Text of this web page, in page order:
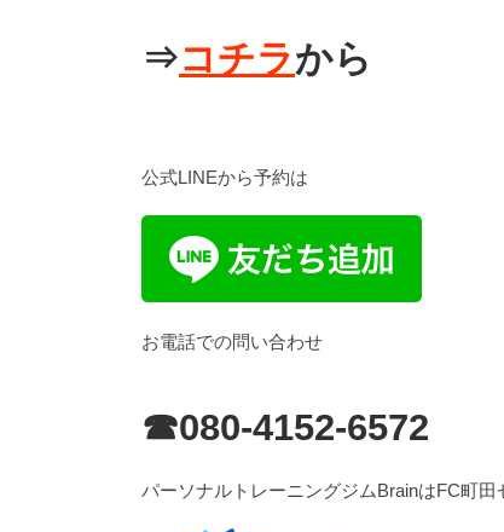
⇒コチラから
公式LINEから予約は
お電話での問い合わせ
☎080-4152-6572
パーソナルトレーニングジムBrainはFC町